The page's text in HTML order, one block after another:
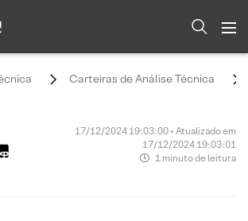
Carteiras de Análise Técnica
17/12/2024 19:03:00 • Atualizado em
17/12/2024 19:03:01
1 minuto de leitura